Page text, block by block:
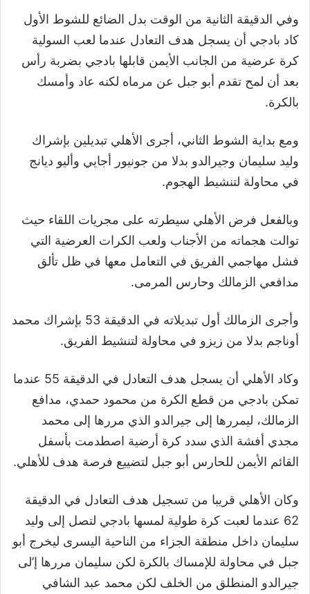
وفي الدقيقة الثانية من الوقت بدل الضائع للشوط الأول
كاد بادجي أن يسجل هدف التعادل عندما لعب السولية
كرة عرضية من الجانب الأيمن قابلها بادجي بضربة رأس
بعد أن لمح تقدم أبو جبل عن مرماه لكنه عاد وأمسك
بالكرة.
ومع بداية الشوط الثاني، أجرى الأهلي تبديلين بإشراك
وليد سليمان وجيرالدو بدلا من جونيور أجايي وأليو ديانج
في محاولة لتنشيط الهجوم.
وبالفعل فرض الأهلي سيطرته على مجريات اللقاء حيث
توالت هجماته من الأجناب ولعب الكرات العرضية التي
فشل مهاجمي الفريق في التعامل معها في ظل تألق
مدافعي الزمالك وحارس المرمى.
وأجرى الزمالك أول تبديلاته في الدقيقة 53 بإشراك محمد
أوناجم بدلا من زيزو في محاولة لتنشيط الفريق.
وكاد الأهلي أن يسجل هدف التعادل في الدقيقة 55 عندما
تمكن بادجي من قطع الكرة من محمود حمدي، مدافع
الزمالك، ليمررها إلى جيرالدو الذي مررها إلى محمد
مجدي أفشة الذي سدد كرة أرضية اصطدمت بأسفل
القائم الأيمن للحارس أبو جبل لتضييع فرصة هدف للأهلي.
وكان الأهلي قريبا من تسجيل هدف التعادل في الدقيقة
62 عندما لعبت كرة طولية لمسها بادجي لتصل إلى وليد
سليمان داخل منطقة الجزاء من الناحية اليسرى ليخرج أبو
جبل في محاولة للإمساك بالكرة لكن سليمان مررها إ’لى
جيرالدو المنطلق من الخلف لكن محمد عبد الشافي